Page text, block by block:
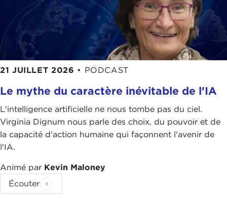
21 JUILLET 2026 • PODCAST
Le mythe du caractère inévitable de l'IA
L'intelligence artificielle ne nous tombe pas du ciel.
Virginia Dignum nous parle des choix, du pouvoir et de
la capacité d'action humaine qui façonnent l'avenir de
l'IA.
Animé par Kevin Maloney
Écouter